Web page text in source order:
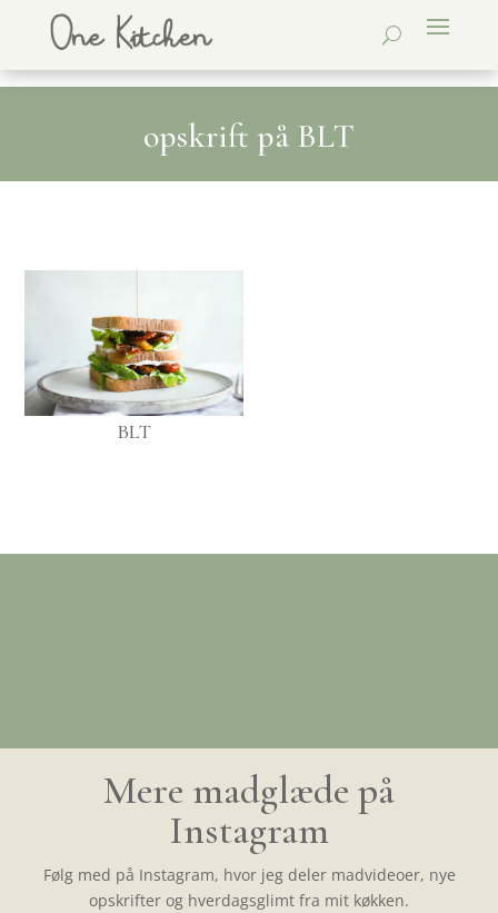
opskrift på BLT
BLT
Mere madglæde på
Instagram
Følg med på Instagram, hvor jeg deler madvideoer, nye
opskrifter og hverdagsglimt fra mit køkken.